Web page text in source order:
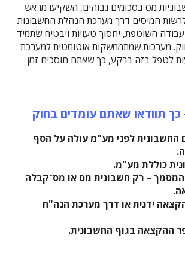
מס בסכומים גבוהים, השקיעו מראש
לרשות המיסים דרך מערכת הנהלת החשבונות
השוטפת, יחסוך טעויות ויבטיח שתמיד
מערכות שמתממשקות אוטומטית למערכת
לטפל בזה ברקע, כך שאתם חוסכים זמן
כך תוודאו שאתם עומדים בחוק
החשבונית לפני מע"מ עולה על הסף
כוללת מע"מ.
– רק חשבונית מס או מס־קבלה
ידנית או דרך מערכת הנה"ח
ההקצאה בגוף החשבונית.